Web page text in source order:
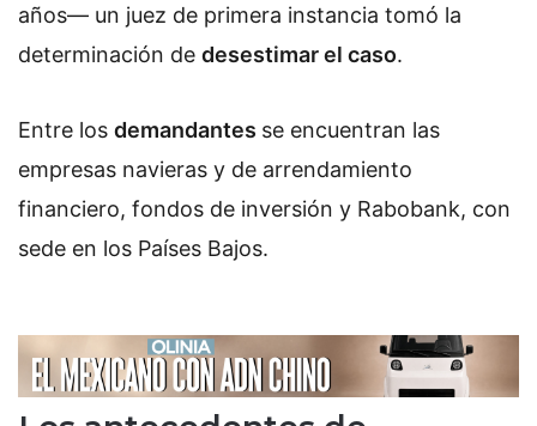
años— un juez de primera instancia tomó la
determinación de desestimar el caso.
Entre los demandantes se encuentran las
empresas navieras y de arrendamiento
financiero, fondos de inversión y Rabobank, con
sede en los Países Bajos.